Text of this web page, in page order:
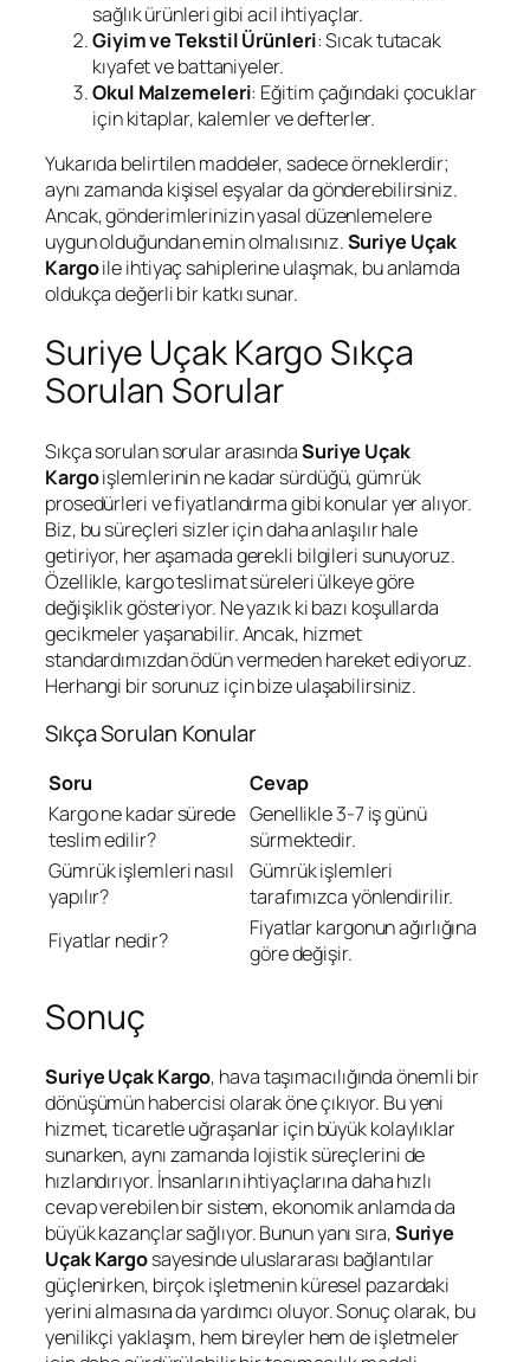
sağlık ürünleri gibi acil ihtiyaçlar.
Giyim ve Tekstil Ürünleri: Sıcak tutacak
kıyafet ve battaniyeler.
Okul Malzemeleri: Eğitim çağındaki çocuklar
için kitaplar, kalemler ve defterler.
Yukarıda belirtilen maddeler, sadece örneklerdir;
aynı zamanda kişisel eşyalar da gönderebilirsiniz.
Ancak, gönderimlerinizin yasal düzenlemelere
uygun olduğundan emin olmalısınız.Suriye Uçak
Kargoile ihtiyaç sahiplerine ulaşmak, bu anlamda
oldukça değerli bir katkı sunar.
Suriye Uçak Kargo Sıkça
Sorulan Sorular
Sıkça sorulan sorular arasındaSuriye Uçak
Kargoişlemlerinin ne kadar sürdüğü, gümrük
prosedürleri ve fiyatlandırma gibi konular yer alıyor.
Biz, bu süreçleri sizler için daha anlaşılır hale
getiriyor, her aşamada gerekli bilgileri sunuyoruz.
Özellikle, kargo teslimat süreleri ülkeye göre
değişiklik gösteriyor. Ne yazık ki bazı koşullarda
gecikmeler yaşanabilir. Ancak, hizmet
standardımızdan ödün vermeden hareket ediyoruz.
Herhangi bir sorunuz için bize ulaşabilirsiniz.
Sıkça Sorulan Konular
Soru
Cevap
Kargo ne kadar sürede
teslim edilir?
Genellikle 3-7 iş günü
sürmektedir.
Gümrük işlemleri nasıl
yapılır?
Gümrük işlemleri
tarafımızca yönlendirilir.
Fiyatlar nedir?
Fiyatlar kargonun ağırlığına
göre değişir.
Sonuç
Suriye Uçak Kargo, hava taşımacılığında önemli bir
dönüşümün habercisi olarak öne çıkıyor. Bu yeni
hizmet, ticaretle uğraşanlar için büyük kolaylıklar
sunarken, aynı zamanda lojistik süreçlerini de
hızlandırıyor. İnsanların ihtiyaçlarına daha hızlı
cevap verebilen bir sistem, ekonomik anlamda da
büyük kazançlar sağlıyor. Bunun yanı sıra,Suriye
Uçak Kargosayesinde uluslararası bağlantılar
güçlenirken, birçok işletmenin küresel pazardaki
yerini almasına da yardımcı oluyor. Sonuç olarak, bu
yenilikçi yaklaşım, hem bireyler hem de işletmeler